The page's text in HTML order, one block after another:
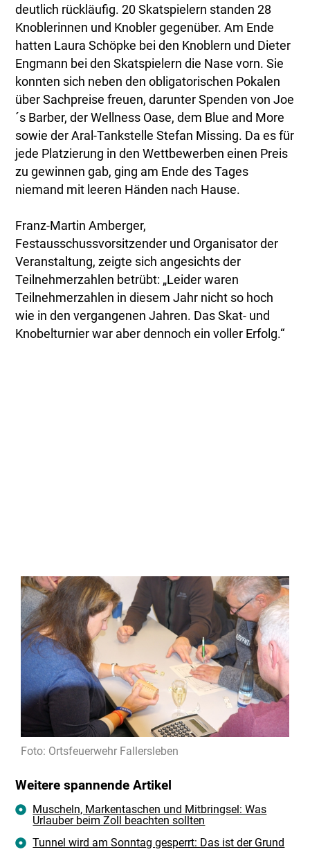
deutlich rückläufig. 20 Skatspielern standen 28
Knoblerinnen und Knobler gegenüber. Am Ende
hatten Laura Schöpke bei den Knoblern und Dieter
Engmann bei den Skatspielern die Nase vorn. Sie
konnten sich neben den obligatorischen Pokalen
über Sachpreise freuen, darunter Spenden von Joe
´s Barber, der Wellness Oase, dem Blue and More
sowie der Aral-Tankstelle Stefan Missing. Da es für
jede Platzierung in den Wettbewerben einen Preis
zu gewinnen gab, ging am Ende des Tages
niemand mit leeren Händen nach Hause.
Franz-Martin Amberger,
Festausschussvorsitzender und Organisator der
Veranstaltung, zeigte sich angesichts der
Teilnehmerzahlen betrübt: „Leider waren
Teilnehmerzahlen in diesem Jahr nicht so hoch
wie in den vergangenen Jahren. Das Skat- und
Knobelturnier war aber dennoch ein voller Erfolg.“
Foto: Ortsfeuerwehr Fallersleben
Weitere spannende Artikel
Muscheln, Markentaschen und Mitbringsel: Was
Urlauber beim Zoll beachten sollten
Tunnel wird am Sonntag gesperrt: Das ist der Grund